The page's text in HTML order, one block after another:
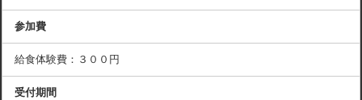
参加費
給食体験費：３００円
受付期間